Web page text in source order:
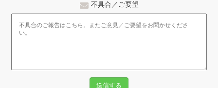
不具合／ご要望
送信する